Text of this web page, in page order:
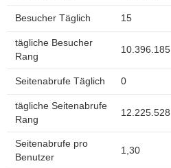
Besucher Täglich 15
tägliche Besucher
Rang
10.396.185
Seitenabrufe Täglich 0
tägliche Seitenabrufe
Rang
12.225.528
Seitenabrufe pro
Benutzer
1,30